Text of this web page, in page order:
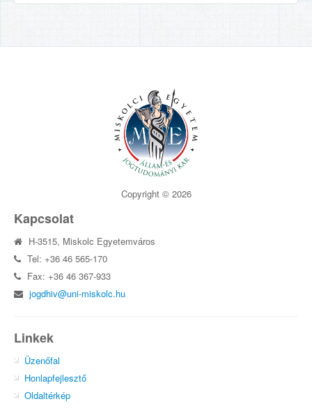
Copyright © 2026
Kapcsolat
H-3515, Miskolc Egyetemváros
Tel: +36 46 565-170
Fax: +36 46 367-933
jogdhiv@uni-miskolc.hu
Linkek
Üzenőfal
Honlapfejlesztő
Oldaltérkép